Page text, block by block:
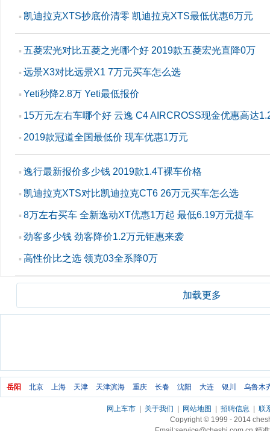
▪ 凯迪拉克XTS抄底价清零 凯迪拉克XTS最低优惠6万元
▪ 五菱宏光对比五菱之光哪个好 2019款五菱宏光直降0万
▪ 远景X3对比远景X1 7万元买车怎么选
▪ Yeti秒降2.8万 Yeti最低报价
▪ 15万元左右车哪个好 云逸 C4 AIRCROSS现金优惠高达
▪ 2019款冠道全国最低价 现车优惠1万元
▪ 逸行最新报价多少钱 2019款1.4T裸车价格
▪ 凯迪拉克XTS对比凯迪拉克CT6 26万元买车怎么选
▪ 8万左右买车 全新逸动XT优惠1万起 最低6.19万元提车
▪ 劲客多少钱 劲客降价1.2万元钜惠来袭
▪ 高性价比之选 领克03全系降0万
加载更多
岳阳 北京 上海 天津 天津滨海 重庆 长春 沈阳 大连 银川 乌鲁木
网上车市| 关于我们 网站地图 招聘信息
联
Copyright © 1999 - 2014